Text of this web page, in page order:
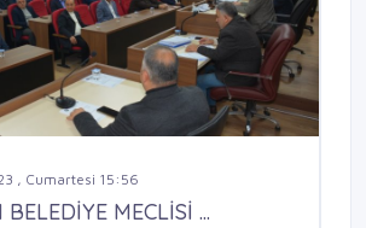
, Cumartesi 15:56
MECLİSİ ...